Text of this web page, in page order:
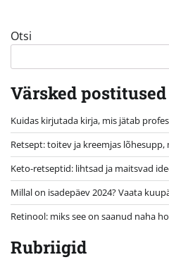
Otsi
Värsked postitused
Kuidas kirjutada kirja, mis jätab
Retsept: toitev ja kreemjas lõhesupp,
Keto-retseptid: lihtsad ja maitsvad
Millal on isadepäev 2024? Vaata
Retinool: miks see on saanud naha
Rubriigid